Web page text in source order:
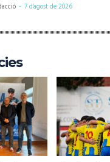
- 7 d'agost de 2026